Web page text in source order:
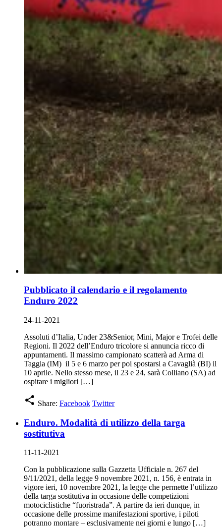
Pubblicato il calendario e il regolamento
Enduro 2022
24-11-2021
Assoluti d’Italia, Under 23&Senior, Mini, Major e Trofei delle
Regioni. Il 2022 dell’Enduro tricolore si annuncia ricco di
appuntamenti. Il massimo campionato scatterà ad Arma di
Taggia (IM) il 5 e 6 marzo per poi spostarsi a Cavaglià (BI) il
10 aprile. Nello stesso mese, il 23 e 24, sarà Colliano (SA) ad
ospitare i migliori […]
share Share: Facebook Twitter
Enduro. Modalità di utilizzo della targa
sostitutiva
11-11-2021
Con la pubblicazione sulla Gazzetta Ufficiale n. 267 del
9/11/2021, della legge 9 novembre 2021, n. 156, è entrata in
vigore ieri, 10 novembre 2021, la legge che permette l’utilizzo
della targa sostitutiva in occasione delle competizioni
motociclistiche “fuoristrada”. A partire da ieri dunque, in
occasione delle prossime manifestazioni sportive, i piloti
potranno montare – esclusivamente nei giorni e lungo […]